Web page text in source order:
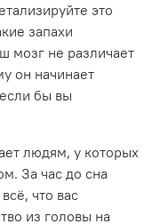
это
запахи
мозг не различает
он начинает
бы вы
людям, у которых
За час до сна
что вас
из головы на